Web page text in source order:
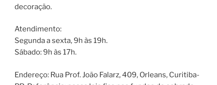
decoração.
Atendimento:
Segunda a sexta, 9h às 19h.
Sábado: 9h às 17h.
Endereço: Rua Prof. João Falarz, 409, Orleans, Curitiba-